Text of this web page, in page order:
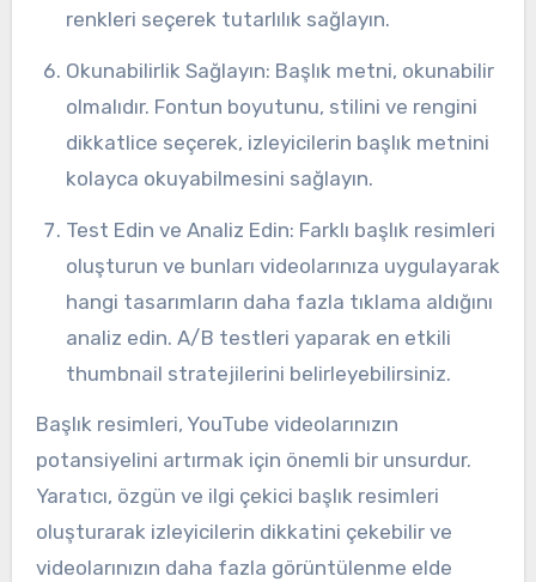
renkleri seçerek tutarlılık sağlayın.
Okunabilirlik Sağlayın: Başlık metni, okunabilir
olmalıdır. Fontun boyutunu, stilini ve rengini
dikkatlice seçerek, izleyicilerin başlık metnini
kolayca okuyabilmesini sağlayın.
Test Edin ve Analiz Edin: Farklı başlık resimleri
oluşturun ve bunları videolarınıza uygulayarak
hangi tasarımların daha fazla tıklama aldığını
analiz edin. A/B testleri yaparak en etkili
thumbnail stratejilerini belirleyebilirsiniz.
Başlık resimleri, YouTube videolarınızın
potansiyelini artırmak için önemli bir unsurdur.
Yaratıcı, özgün ve ilgi çekici başlık resimleri
oluşturarak izleyicilerin dikkatini çekebilir ve
videolarınızın daha fazla görüntülenme elde